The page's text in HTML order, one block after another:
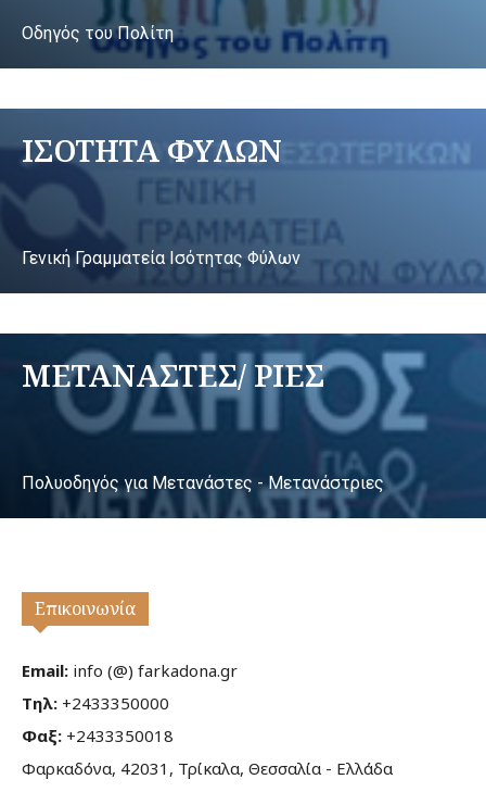
Οδηγός του Πολίτη
ΙΣΟΤΗΤΑ ΦΥΛΩΝ
Γενική Γραμματεία Ισότητας Φύλων
ΜΕΤΑΝΑΣΤΕΣ/ ΡΙΕΣ
Πολυοδηγός για Μετανάστες - Μετανάστριες
Επικοινωνία
Email: info (@) farkadona.gr
Τηλ: +2433350000
Φαξ: +2433350018
Φαρκαδόνα, 42031, Τρίκαλα, Θεσσαλία - Ελλάδα